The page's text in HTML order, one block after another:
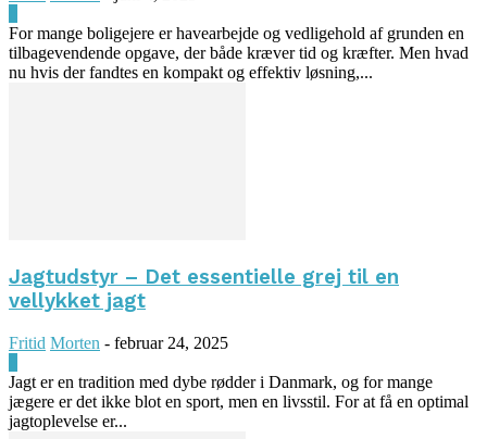
For mange boligejere er havearbejde og vedligehold af grunden en
tilbagevendende opgave, der både kræver tid og kræfter. Men hvad
nu hvis der fandtes en kompakt og effektiv løsning,...
Jagtudstyr – Det essentielle grej til en
vellykket jagt
Fritid Morten - februar 24, 2025
Jagt er en tradition med dybe rødder i Danmark, og for mange
jægere er det ikke blot en sport, men en livsstil. For at få en optimal
jagtoplevelse er...